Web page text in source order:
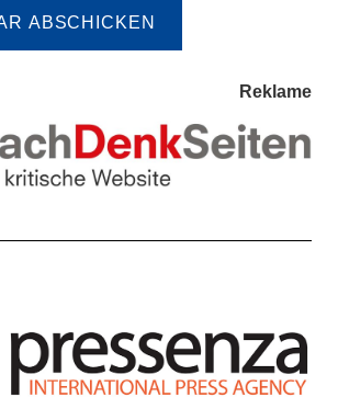
ABSCHICKEN
Reklame